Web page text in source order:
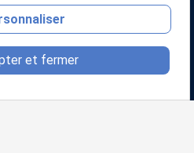
mail
NOUS AU
et fermer